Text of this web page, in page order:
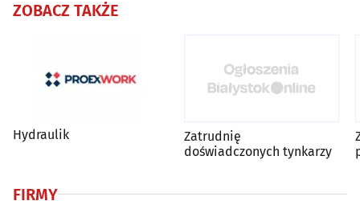
ZOBACZ TAKŻE
Hydraulik
Zatrudnię
doświadczonych tynkarzy
FIRMY